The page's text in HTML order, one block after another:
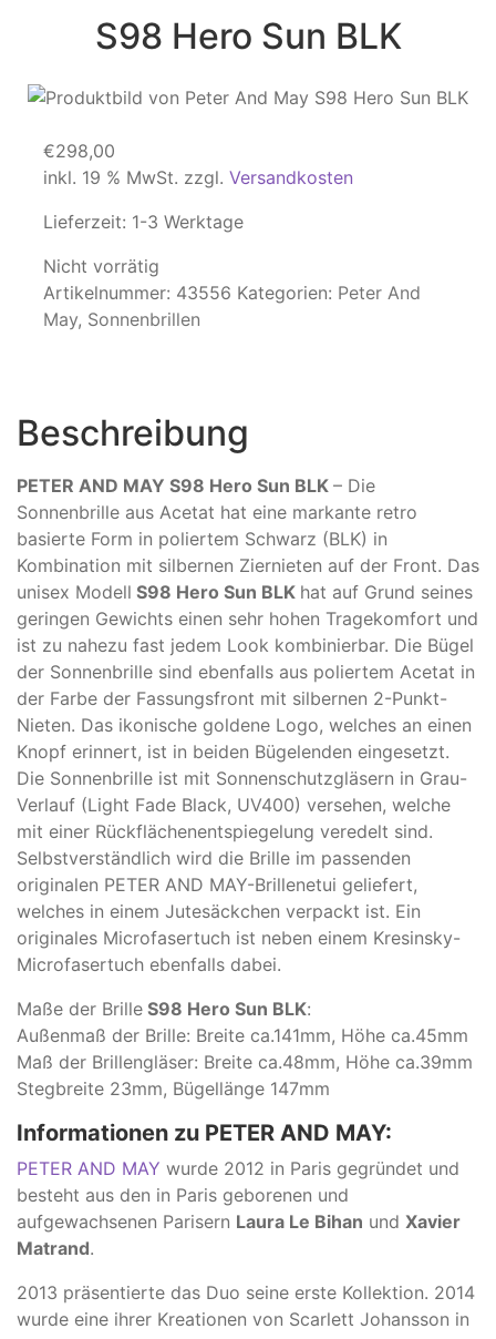
S98 Hero Sun BLK
€298,00
inkl. 19 % MwSt. zzgl. Versandkosten
Lieferzeit: 1-3 Werktage
Nicht vorrätig
Artikelnummer: 43556 Kategorien: Peter And
May, Sonnenbrillen
Beschreibung
PETER AND MAY S98 Hero Sun BLK – Die
Sonnenbrille aus Acetat hat eine markante retro
basierte Form in poliertem Schwarz (BLK) in
Kombination mit silbernen Ziernieten auf der Front. Das
unisex Modell S98 Hero Sun BLK hat auf Grund seines
geringen Gewichts einen sehr hohen Tragekomfort und
ist zu nahezu fast jedem Look kombinierbar. Die Bügel
der Sonnenbrille sind ebenfalls aus poliertem Acetat in
der Farbe der Fassungsfront mit silbernen 2-Punkt-
Nieten. Das ikonische goldene Logo, welches an einen
Knopf erinnert, ist in beiden Bügelenden eingesetzt.
Die Sonnenbrille ist mit Sonnenschutzgläsern in Grau-
Verlauf (Light Fade Black, UV400) versehen, welche
mit einer Rückflächenentspiegelung veredelt sind.
Selbstverständlich wird die Brille im passenden
originalen PETER AND MAY-Brillenetui geliefert,
welches in einem Jutesäckchen verpackt ist. Ein
originales Microfasertuch ist neben einem Kresinsky-
Microfasertuch ebenfalls dabei.
Maße der Brille S98 Hero Sun BLK:
Außenmaß der Brille: Breite ca.141mm, Höhe ca.45mm
Maß der Brillengläser: Breite ca.48mm, Höhe ca.39mm
Stegbreite 23mm, Bügellänge 147mm
Informationen zu PETER AND MAY:
PETER AND MAY wurde 2012 in Paris gegründet und
besteht aus den in Paris geborenen und
aufgewachsenen Parisern Laura Le Bihan und Xavier
Matrand.
2013 präsentierte das Duo seine erste Kollektion. 2014
wurde eine ihrer Kreationen von Scarlett Johansson in